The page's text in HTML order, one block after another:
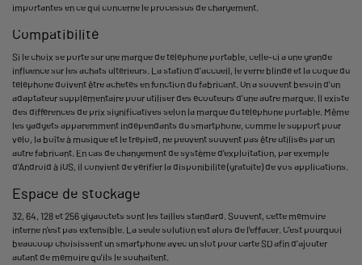
importantes en ce qui concerne le processus de chargement.
Compatibilité
Si le choix se porte sur une marque de téléphone portable, celle-ci a une grande
influence sur les achats ultérieurs. La station d'accueil, le verre blindé et la coque du
téléphone doivent être achetés en fonction du fabricant. On a souvent besoin d'un
adaptateur supplémentaire pour utiliser des écouteurs d'une autre marque. Il existe
des différences de prix significatives selon la marque du téléphone portable. Même
les gadgets apparemment indépendants du smartphone, comme le support pour
vélo, la boîte à musique et le trépied, ne peuvent souvent pas être utilisés par un
autre fabricant. En cas de changement de système d'exploitation, par exemple
d'Android à iOS, il convient de vérifier la disponibilité (gratuite) de vos applications.
Espace de stockage
32, 64, 128 et 256 gigaoctets sont les tailles standard. Souvent, cette mémoire
interne n'est pas extensible. La seule solution est alors de l'effacer. C'est pourquoi
beaucoup choisissent un smartphone avec un slot pour carte SD afin d'ajouter
autant de mémoire qu'ils le souhaitent.